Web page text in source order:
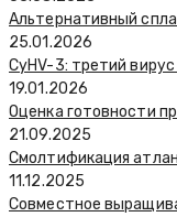
Альтернативный
25.01.2026
CyHV-3: третий
19.01.2026
Оценка готовности
21.09.2025
Смолтификация
11.12.2025
Совместное